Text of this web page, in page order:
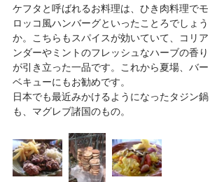
ケフタと呼ばれるお料理は、ひき肉料理でモ
ロッコ風ハンバーグといったことろでしょう
か。こちらもスパイスが効いていて、コリア
ンダーやミントのフレッシュなハーブの香り
が引き立った一品です。これから夏場、バー
ベキューにもお勧めです。
日本でも最近みかけるようになったタジン鍋
も、マグレブ諸国のもの。